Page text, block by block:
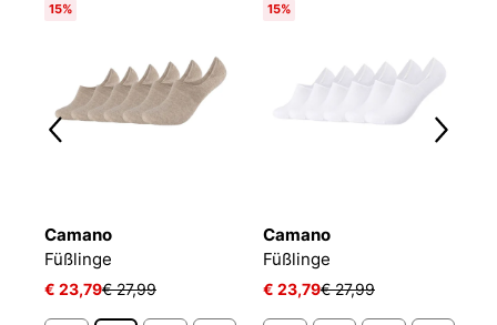
15%
Camano
Füßlinge
€ 23,79€ 27,99
15%
Camano
Füßlinge
€ 23,79€ 27,99